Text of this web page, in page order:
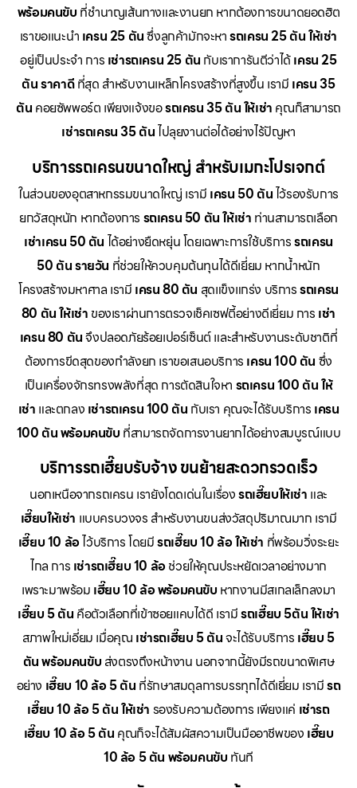
พร้อมคนขับ ที่ชำนาญเส้นทางและงานยก หากต้องการขนาดยอดฮิต
เราขอแนะนำ เครน 25 ตันซึ่งลูกค้ามักจะหารถเครน 25 ตัน ให้เช่า
อยู่เป็นประจำ การ เช่ารถเครน 25 ตัน กับเราการันตีว่าได้เครน 25
ตัน ราคาดีที่สุด สำหรับงานเหล็กโครงสร้างที่สูงขึ้น เรามี เครน 35
ตัน คอยซัพพอร์ต เพียงแจ้งขอรถเครน 35 ตัน ให้เช่า คุณก็สามารถ
เช่ารถเครน 35 ตันไปลุยงานต่อได้อย่างไร้ปัญหา
บริการรถเครนขนาดใหญ่ สำหรับเมกะโปรเจกต์
ในส่วนของอุตสาหกรรมขนาดใหญ่ เรามี เครน 50 ตันไว้รองรับการ
ยกวัสดุหนัก หากต้องการ รถเครน 50 ตัน ให้เช่า ท่านสามารถเลือก
เช่าเครน 50 ตัน ได้อย่างยืดหยุ่น โดยเฉพาะการใช้บริการรถเครน
50 ตัน รายวัน ที่ช่วยให้ควบคุมต้นทุนได้ดีเยี่ยม หากน้ำหนัก
โครงสร้างมหาศาล เรามี เครน 80 ตัน สุดแข็งแกร่ง บริการรถเครน
80 ตัน ให้เช่า ของเราผ่านการตรวจเช็คเซฟตี้อย่างดีเยี่ยม การ เช่า
เครน 80 ตันจึงปลอดภัยร้อยเปอร์เซ็นต์ และสำหรับงานระดับชาติที่
ต้องการขีดสุดของกำลังยก เราขอเสนอบริการ เครน 100 ตัน ซึ่ง
เป็นเครื่องจักรทรงพลังที่สุด การตัดสินใจหา รถเครน 100 ตัน ให้
เช่า และตกลง เช่ารถเครน 100 ตัน กับเรา คุณจะได้รับบริการ เครน
100 ตัน พร้อมคนขับ ที่สามารถจัดการงานยากได้อย่างสมบูรณ์แบบ
บริการรถเฮี๊ยบรับจ้าง ขนย้ายสะดวกรวดเร็ว
นอกเหนือจากรถเครน เรายังโดดเด่นในเรื่องรถเฮี๊ยบให้เช่า และ
เฮี๊ยบให้เช่า แบบครบวงจร สำหรับงานขนส่งวัสดุปริมาณมาก เรามี
เฮี๊ยบ 10 ล้อไว้บริการ โดยมีรถเฮี๊ยบ 10 ล้อ ให้เช่า ที่พร้อมวิ่งระยะ
ไกล การ เช่ารถเฮี๊ยบ 10 ล้อช่วยให้คุณประหยัดเวลาอย่างมาก
เพราะมาพร้อม เฮี๊ยบ 10 ล้อ พร้อมคนขับ หากงานมีสเกลเล็กลงมา
เฮี๊ยบ 5 ตัน คือตัวเลือกที่เข้าซอยแคบได้ดี เรามีรถเฮี๊ยบ 5ตัน ให้เช่า
สภาพใหม่เอี่ยม เมื่อคุณ เช่ารถเฮี๊ยบ 5 ตันจะได้รับบริการ เฮี๊ยบ 5
ตัน พร้อมคนขับ ส่งตรงถึงหน้างาน นอกจากนี้ยังมีรถขนาดพิเศษ
อย่าง เฮี๊ยบ 10 ล้อ 5 ตัน ที่รักษาสมดุลการบรรทุกได้ดีเยี่ยม เรามีรถ
เฮี๊ยบ 10 ล้อ 5 ตัน ให้เช่า รองรับความต้องการ เพียงแค่ เช่ารถ
เฮี๊ยบ 10 ล้อ 5 ตัน คุณก็จะได้สัมผัสความเป็นมืออาชีพของ เฮี๊ยบ
10 ล้อ 5 ตัน พร้อมคนขับ ทันที